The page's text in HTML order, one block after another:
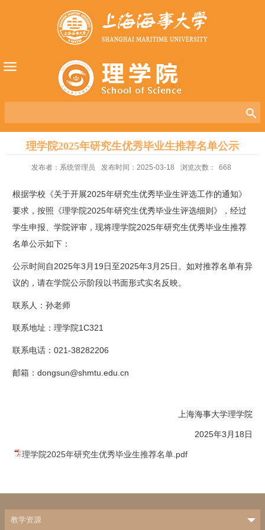
理学院2025年研究生优秀毕业生推荐名单公示
发布者：系统管理员 发布时间：2025-03-18 浏览次数： 668
根据学校《关于开展2025年研究生优秀毕业生评选工作的通知》
要求，按照《理学院2025年研究生优秀毕业生评选细则》，经过
学生申报、学院评审，现将理学院2025年研究生优秀毕业生推荐
名单公示如下：
公示时间自2025年3月19日至2025年3月25日。如对推荐名单有异
议的，请在学院公示阶段以书面形式实名反映。
联系人：孙老师
联系地址：理学院1C321
联系电话：021-38282206
邮箱：dongsun@shmtu.edu.cn
上海海事大学理学院
2025年3月18日
理学院2025年研究生优秀毕业生推荐名单.pdf
教学资源